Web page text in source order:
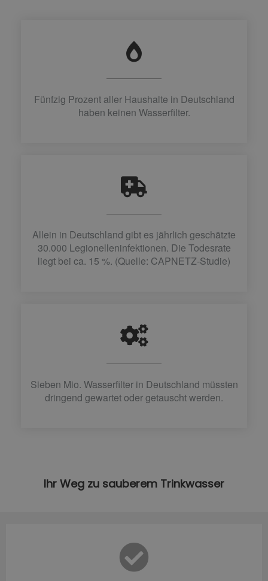
Fünfzig Prozent aller Haushalte in Deutschland
haben keinen Wasserfilter.
Allein in Deutschland gibt es jährlich geschätzte
30.000 Legionelleninfektionen. Die Todesrate
liegt bei ca. 15 %. (Quelle: CAPNETZ-Studie)
Sieben Mio. Wasserfilter in Deutschland müssten
dringend gewartet oder getauscht werden.
Ihr Weg zu sauberem Trinkwasser